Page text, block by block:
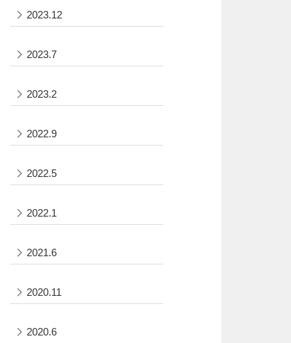
2023.12
2023.7
2023.2
2022.9
2022.5
2022.1
2021.6
2020.11
2020.6